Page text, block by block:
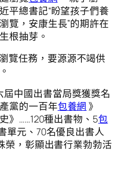
平總書記“盼望孩子們養
覽，安康生長”的期許在
根抽芽。
覽任務，要源源不竭供
屆中國出書當局獎獲獎名
黨的一百年包養網》
》……120種出書物、5包
單元、70名優良出書人
榮，彰顯出書行業勃勃活